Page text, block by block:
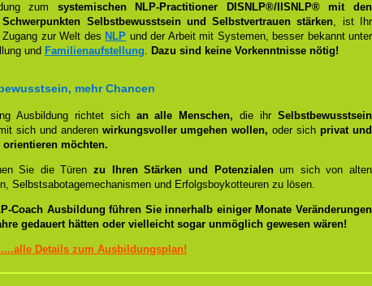
zum systemischen NLP-Practitioner DISNLP®/IISNLP® mit den
Selbstbewusstsein und Selbstvertrauen stärken, ist Ihr
zur Welt des NLP und der Arbeit mit Systemen, besser bekannt unter
und Familienaufstellung. Dazu sind keine Vorkenntnisse nötig!
mehr Chancen
Ausbildung richtet sich an alle Menschen, die ihrSelbstbewusstsein
sich und anderen wirkungsvoller umgehen wollen, oder sichprivat und
orientieren möchten.
Sie die Türenzu Ihren Stärken und Potenzialenum sich von alten
Selbstsabotagemechanismen und Erfolgsboykotteuren zu lösen.
Coach Ausbildung führen Sie innerhalb einiger Monate Veränderungen
gedauert hätten oder vielleicht sogar unmöglich gewesen wären!
Details zum Ausbildungsplan!